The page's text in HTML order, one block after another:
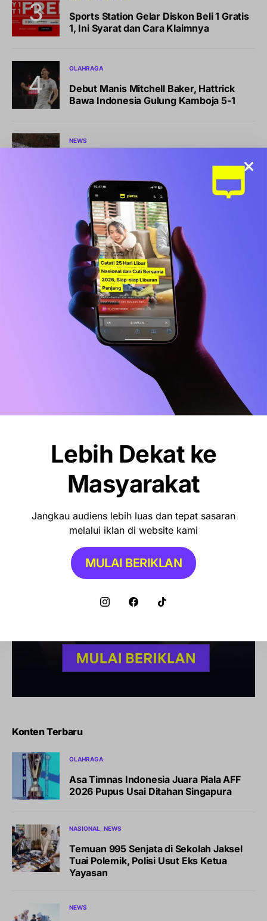
Sports Station Gelar Diskon Beli 1 Gratis
1, Ini Syarat dan Cara Klaimnya
OLAHRAGA
Debut Manis Mitchell Baker, Hattrick
Bawa Indonesia Gulung Kamboja 5-1
NEWS
Konten Terbaru
OLAHRAGA
Asa Timnas Indonesia Juara Piala AFF
2026 Pupus Usai Ditahan Singapura
NASIONAL NEWS
Temuan 995 Senjata di Sekolah Jaksel
Tuai Polemik, Polisi Usut Eks Ketua
Yayasan
NEWS
Lebih Dekat ke
Masyarakat
Jangkau audiens lebih luas dan tepat sasaran
melalui iklan di website kami
MULAI BERIKLAN